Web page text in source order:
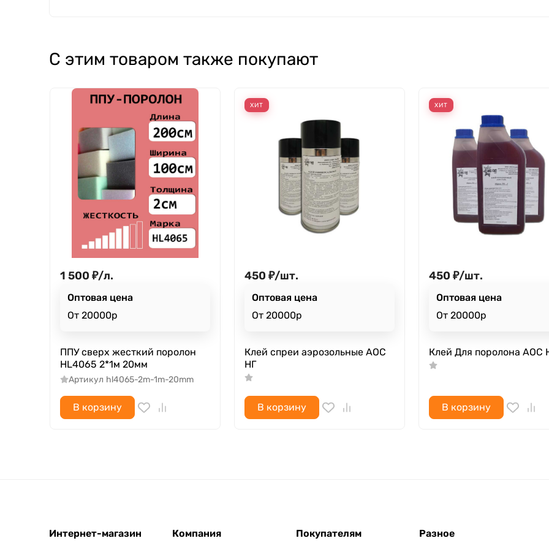
С этим товаром также покупают
1 500 ₽/л.
Оптовая цена
От 20000р
ППУ cверх жесткий поролон
HL4065 2*1м 20мм
Артикул hl4065-2m-1m-20mm
В корзину
ХИТ
450 ₽/шт.
Оптовая цена
От 20000р
Клей спреи аэрозольные АОС
НГ
В корзину
ХИТ
450 ₽/шт.
Оптовая цена
От 20000р
Клей Для поролона АОС
В корзину
Интернет-магазин Компания Покупателям Разное